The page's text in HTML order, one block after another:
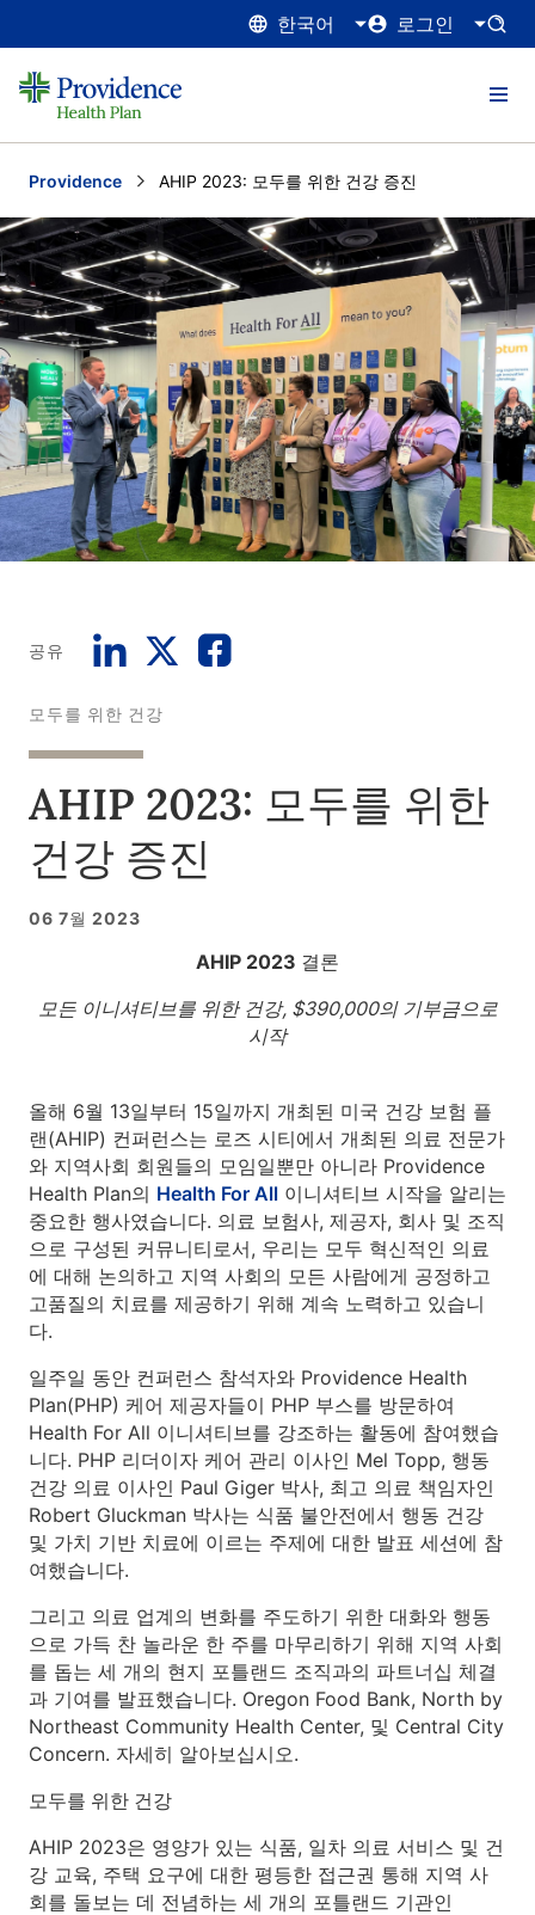
한국어 로그인
Providence Current:
AHIP 2023: 모두를 위한 건강 증진
공유
모두를 위한 건강
AHIP 2023: 모두를 위한
건강 증진
06 7월 2023
AHIP 2023 결론
모든 이니셔티브를 위한 건강, $390,000의 기부금으로
시작
올해 6월 13일부터 15일까지 개최된 미국 건강 보험 플
랜(AHIP) 컨퍼런스는 로즈 시티에서 개최된 의료 전문가
와 지역사회 회원들의 모임일뿐만 아니라 Providence
Health Plan의 Health For All 이니셔티브 시작을 알리는
중요한 행사였습니다. 의료 보험사, 제공자, 회사 및 조직
으로 구성된 커뮤니티로서, 우리는 모두 혁신적인 의료
에 대해 논의하고 지역 사회의 모든 사람에게 공정하고
고품질의 치료를 제공하기 위해 계속 노력하고 있습니
다.
일주일 동안 컨퍼런스 참석자와 Providence Health
Plan(PHP) 케어 제공자들이 PHP 부스를 방문하여
Health For All 이니셔티브를 강조하는 활동에 참여했습
니다. PHP 리더이자 케어 관리 이사인 Mel Topp, 행동
건강 의료 이사인 Paul Giger 박사, 최고 의료 책임자인
Robert Gluckman 박사는 식품 불안전에서 행동 건강
및 가치 기반 치료에 이르는 주제에 대한 발표 세션에 참
여했습니다.
그리고 의료 업계의 변화를 주도하기 위한 대화와 행동
으로 가득 찬 놀라운 한 주를 마무리하기 위해 지역 사회
를 돕는 세 개의 현지 포틀랜드 조직과의 파트너십 체결
과 기여를 발표했습니다. Oregon Food Bank, North by
Northeast Community Health Center, 및 Central City
Concern. 자세히 알아보십시오.
모두를 위한 건강
AHIP 2023은 영양가 있는 식품, 일차 의료 서비스 및 건
강 교육, 주택 요구에 대한 평등한 접근권 통해 지역 사
회를 돌보는 데 전념하는 세 개의 포틀랜드 기관인